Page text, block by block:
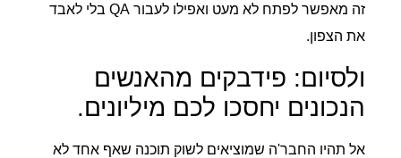
זה מאפשר לפתח לא מעט ואפילו לעבור QA בלי לאבד
את הצפון.
ולסיום: פידבקים מהאנשים
הנכונים יחסכו לכם מיליונים.
אל תהיו החבר'ה שמוציאים לשוק תוכנה שאף אחד לא